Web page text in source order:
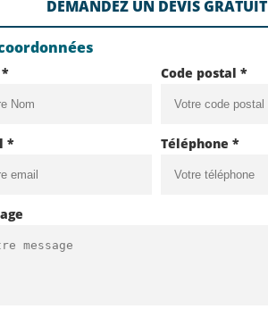
DEMANDEZ UN DEVIS GRATUIT
* Code postal *
* Téléphone *